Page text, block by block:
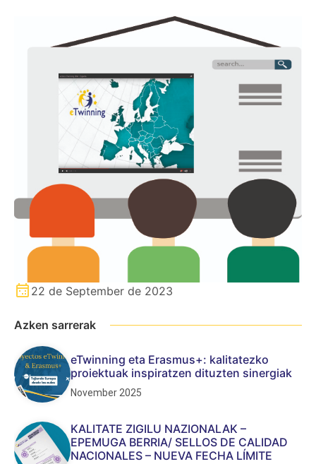
22 de September de 2023
Azken sarrerak
eTwinning eta Erasmus+: kalitatezko
proiektuak inspiratzen dituzten sinergiak
November 2025
KALITATE ZIGILU NAZIONALAK –
EPEMUGA BERRIA/ SELLOS DE CALIDAD
NACIONALES – NUEVA FECHA LÍMITE